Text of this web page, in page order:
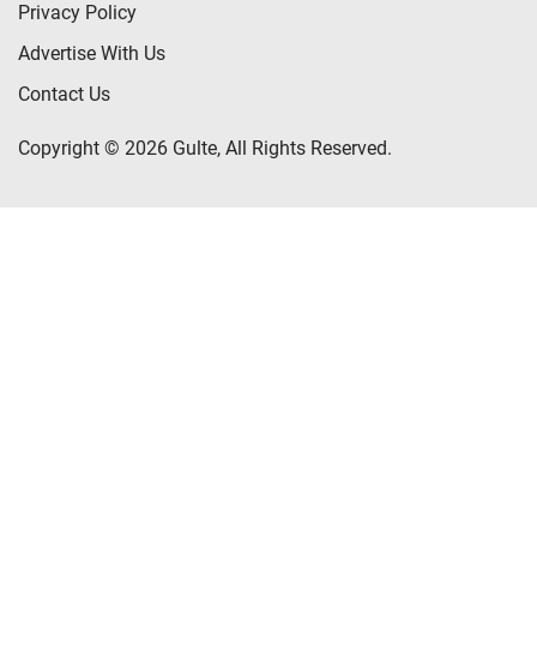
Privacy Policy
Advertise With Us
Contact Us
Copyright © 2026 Gulte, All Rights Reserved.